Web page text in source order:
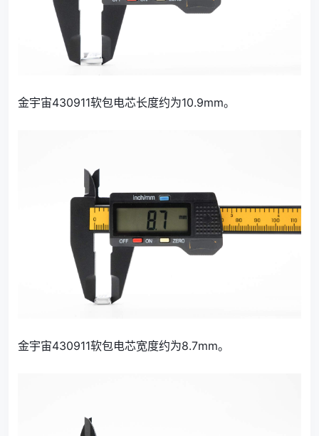
金宇宙430911软包电芯长度约为10.9mm。
金宇宙430911软包电芯宽度约为8.7mm。